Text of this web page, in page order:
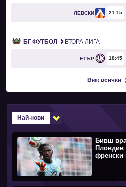
ЛЕВСКИ 21 15
БГ ФУТБОЛ ВТОРА ЛИГА
ЕТЪР 18 45
Виж всички
Най-нови
Бивш
Пловдив
френски